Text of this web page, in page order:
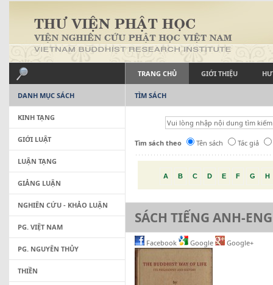
TRANG CHỦ GIỚI THIỆU
TÌM SÁCH
Tìm sách theo Tên sách Tác giả
A B C D E F G H
SÁCH TIẾNG ANH-
Facebook Google Google+
DANH MỤC SÁCH
KINH TẠNG
GIỚI LUẬT
LUẬN TẠNG
GIẢNG LUẬN
NGHIÊN CỨU - KHẢO LUẬN
PG. VIỆT NAM
PG. NGUYÊN THỦY
THIỀN